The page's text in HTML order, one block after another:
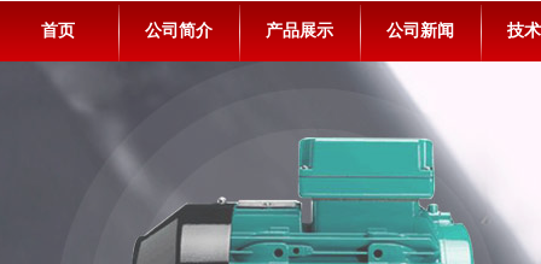
首页 公司简介 产品展示 公司新闻 技